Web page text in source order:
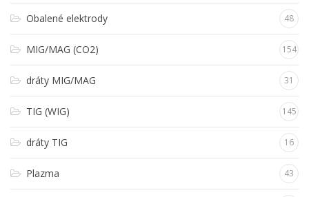
Obalené elektrody 48
MIG/MAG (CO2) 154
dráty MIG/MAG 31
TIG (WIG) 145
dráty TIG 16
Plazma 43